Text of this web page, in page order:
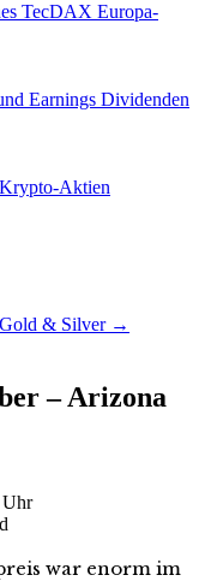
TecDAX Europa-
Earnings Dividenden
Krypto-Aktien
Gold & Silver →
– Arizona
Uhr
war enorm im